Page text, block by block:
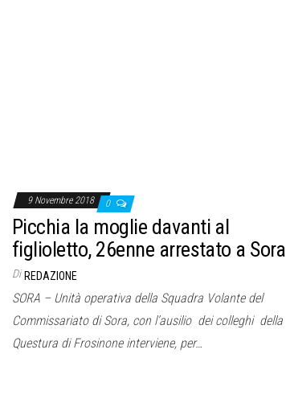
9 Novembre 2018 0
Picchia la moglie davanti al
figlioletto, 26enne arrestato a Sora
Di REDAZIONE
SORA – Unità operativa della Squadra Volante del
Commissariato di Sora, con l’ausilio dei colleghi della
Questura di Frosinone interviene, per…